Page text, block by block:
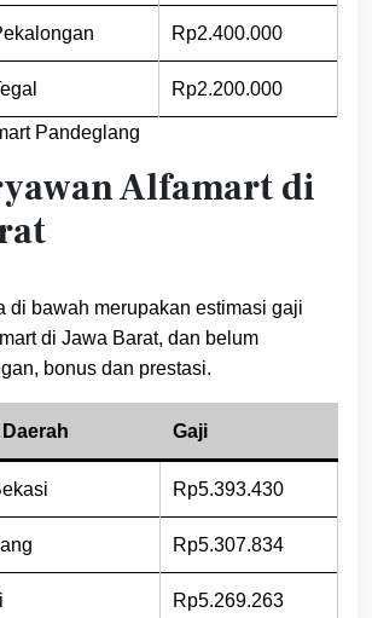
Rp2.400.000
Rp2.200.000
Pandeglang
Alfamart di
di bawah merupakan estimasi gaji
di Jawa Barat, dan belum
bonus dan prestasi.
Daerah Gaji
Rp5.393.430
Rp5.307.834
Rp5.269.263